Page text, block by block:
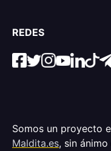
REDES
Somos un proyecto
Maldita.es, sin